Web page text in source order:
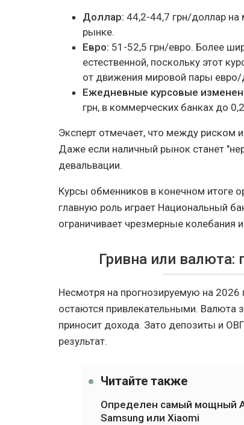
Доллар: 44,2-44,7 грн/доллар
рынке.
Евро: 51-52,5 грн/евро. Более
естественной, поскольку этот
от движения мировой пары евро/
Ежедневные курсовые
грн, в коммерческих банках до
Эксперт отмечает, что между риском
Даже если наличный рынок станет
девальвации.
Курсы обменников в конечном итоге
главную роль играет Национальный
ограничивает чрезмерные колебания
Гривна или валюта:
Несмотря на прогнозируемую на
остаются привлекательными. Валюта
приносит дохода. Зато депозиты и
результат.
Читайте также
Определен самый мощный
Samsung или Xiaomi